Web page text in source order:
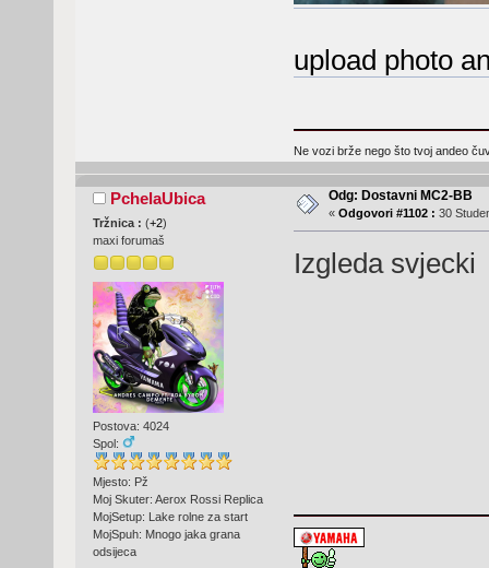
upload photo
Ne vozi brže nego što tvoj andeo
PchelaUbica
Tržnica : (+2)
maxi forumaš
Postova: 4024
Spol:
Mjesto: Pž
Moj Skuter: Aerox Rossi Replica
MojSetup: Lake rolne za start
MojSpuh: Mnogo jaka grana
odsijeca
Odg: Dostavni MC2-BB
« Odgovori #1102 : 30
Izgleda